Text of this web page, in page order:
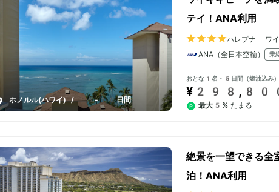
ホノルル(ハワイ) / 5-10日間
テイ！ANA利用
ハレプナ ワ
ANA（全日本空輸）
乗
おとな1名・5日間（燃油込み）
最大5% たまる
絶景を一望できる全
泊！ANA利用